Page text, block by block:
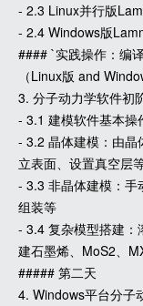
- 2.3 Linux并行版
- 2.4 Windows版
#### `实践操作：编
（Linux版 and
3. 分子动力学软件初
- 3.1 建模软件基本操
- 3.2 晶体建模：由晶
立表面、设置真空层
- 3.3 非晶体建模：手
组装等
- 3.4 复杂模型搭建：
建石墨烯、MoS2、
##### 第二天
4. Windows平台分子